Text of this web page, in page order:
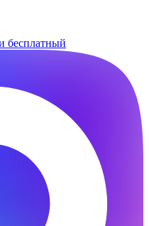
бесплатный